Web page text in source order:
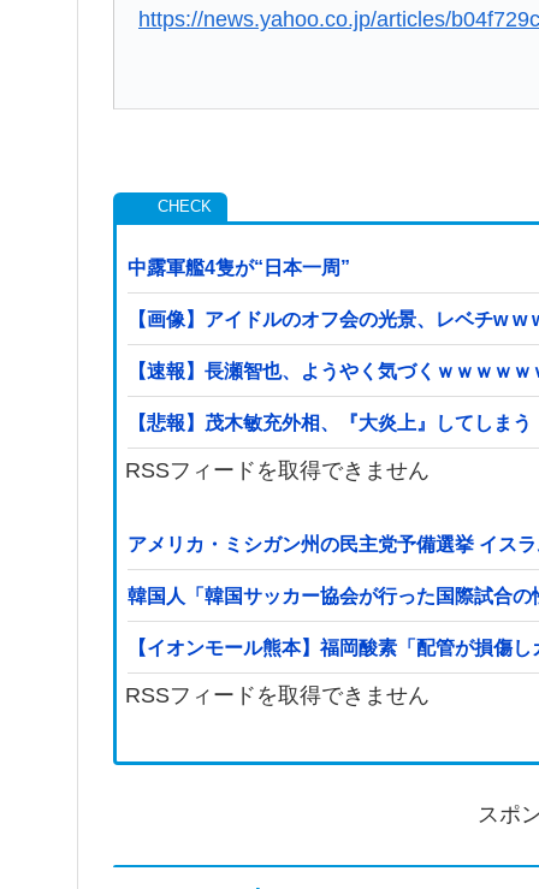
https://news.yahoo.co.jp/articles/
中露軍艦4隻が“日本一周”
【画像】アイドルのオフ会の光景、レベチw w
【速報】長瀬智也、ようやく気づくｗｗｗｗｗ
【悲報】茂木敏充外相、『大炎上』してしま
RSSフィードを取得できません
アメリカ・ミシガン州の民主党予備選挙 イス
韓国人「韓国サッカー協会が行った国際試合
【イオンモール熊本】福岡酸素「配管が損傷
RSSフィードを取得できません
スポ